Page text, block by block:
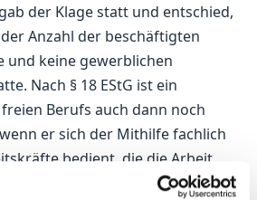
der Klage statt und entschied,
Anzahl der beschäftigten
und keine gewerblichen
Nach § 18 EStG ist ein
Berufs auch dann noch
er sich der Mithilfe fachlich
bedient, die die Arbeit
in Teilbereichen